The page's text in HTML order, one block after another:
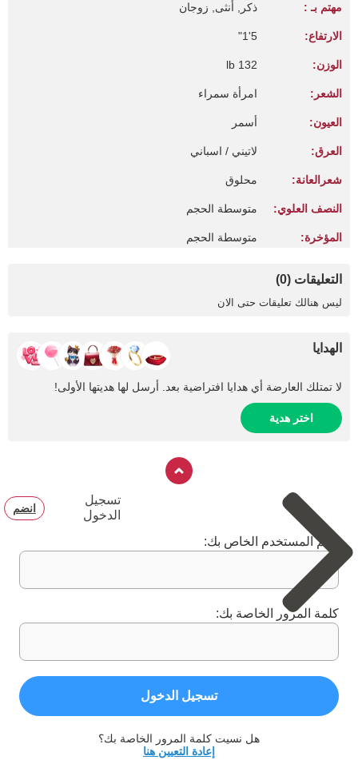
مهتم بـ : ذكر, أنثى, زوجان
الارتفاع: 5'1"
الوزن: 132 lb
الشعر: امرأة سمراء
العيون: أسمر
العرق: لاتيني / اسباني
شعرالعانة: محلوق
النصف العلوي: متوسطة الحجم
المؤخرة: متوسطة الحجم
التعليقات (0)
ليس هنالك تعليقات حتى الان
الهدايا
لا تمتلك العارضة أي هدايا افتراضية بعد. أرسل لها هديتها الأولى!
اختر هدية
تسجيل
الدخول
انضم
اسم المستخدم الخاص بك:
كلمة المرور الخاصة بك:
تسجيل الدخول
هل نسيت كلمة المرور الخاصة بك؟
إعادة التعيين هنا